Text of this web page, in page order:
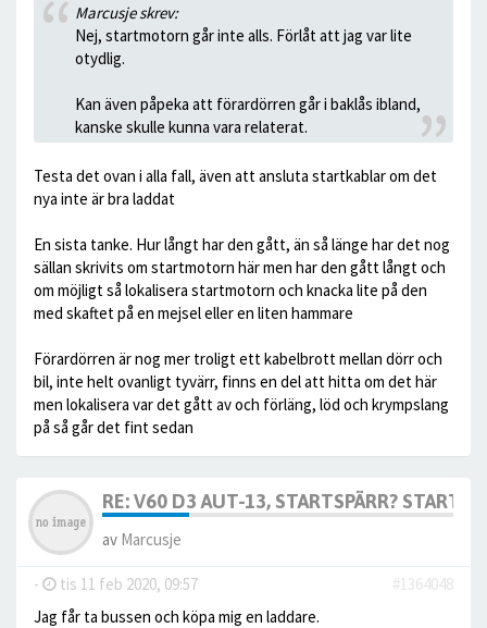
Marcusje skrev:
Nej, startmotorn går inte alls. Förlåt att jag var lite
otydlig.
Kan även påpeka att förardörren går i baklås ibland,
kanske skulle kunna vara relaterat.
Testa det ovan i alla fall, även att ansluta startkablar om det
nya inte är bra laddat
En sista tanke. Hur långt har den gått, än så länge har det nog
sällan skrivits om startmotorn här men har den gått långt och
om möjligt så lokalisera startmotorn och knacka lite på den
med skaftet på en mejsel eller en liten hammare
Förardörren är nog mer troligt ett kabelbrott mellan dörr och
bil, inte helt ovanligt tyvärr, finns en del att hitta om det här
men lokalisera var det gått av och förläng, löd och krympslang
på så går det fint sedan
RE: V60 D3 AUT-13, STARTSPÄRR? STARTAR
av Marcusje
- tis 11 feb 2020, 09:57
#1364048
Jag får ta bussen och köpa mig en laddare.